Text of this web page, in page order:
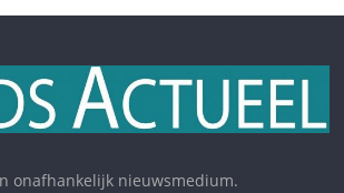
onafhankelijk nieuwsmedium.